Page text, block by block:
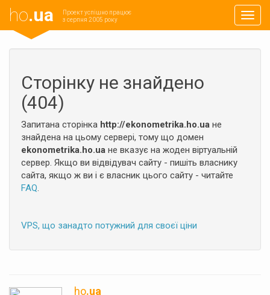
ho.ua
Проект успішно працює
з серпня 2005 року
Сторінку не знайдено
(404)
Запитана сторінка http://ekonometrika.ho.ua не
знайдена на цьому сервері, тому що домен
ekonometrika.ho.ua не вказує на жоден віртуальній
сервер. Якщо ви відвідувач сайту - пишіть власнику
сайта, якщо ж ви і є власник цього сайту - читайте
FAQ.
VPS, що занадто потужний для своєї ціни
ho.ua